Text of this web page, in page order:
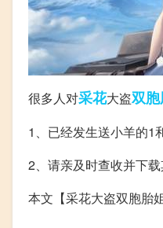
很多人对采花大盗双
1、已经发生送小羊的1
2、请亲及时查收并下
本文【采花大盗双胞胎